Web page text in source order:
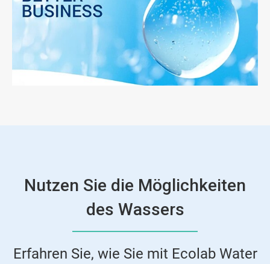
Nutzen Sie die Möglichkeiten
des Wassers
Erfahren Sie, wie Sie mit Ecolab Water